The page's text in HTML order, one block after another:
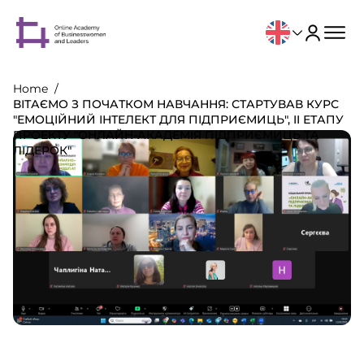
Home
ВІТАЄМО З ПОЧАТКОМ НАВЧАННЯ: СТАРТУВАВ КУРС
"ЕМОЦІЙНИЙ ІНТЕЛЕКТ ДЛЯ ПІДПРИЄМИЦЬ", II ЕТАПУ
ПРОЕКТУ "ОНЛАЙН-АКАДЕМІЯ ПІДПРИЄМИЦЬ ТА
ЛІДЕРОК"